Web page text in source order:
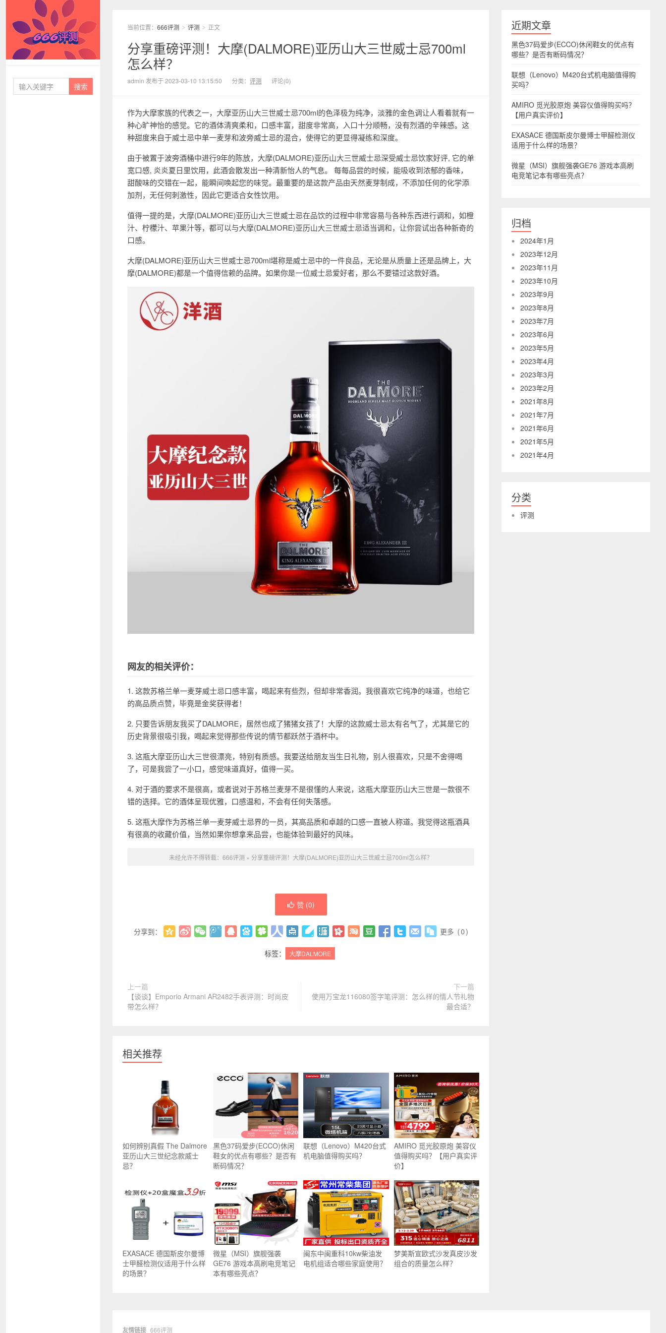
当前位置： 666评测 > 评测 > 正文
分享重磅评测！大摩(DALMORE)亚历山大三世威士忌700ml
怎么样？
admin 发布于 2023-03-10 13:15:50 分类： 评测 评论(0)
作为大摩家族的代表之一，大摩亚历山大三世威士忌700ml的色泽极为纯净，淡雅的金色调让人看着就有一
种心旷神怡的感觉。它的酒体清爽柔和，口感丰富，甜度非常高，入口十分顺畅，没有烈酒的辛辣感。这
种甜度来自于威士忌中单一麦芽和波旁威士忌的混合，使得它的更显得凝练和深度。
由于被置于波旁酒桶中进行9年的陈放，大摩(DALMORE)亚历山大三世威士忌深受威士忌饮家好评, 它的单
宽口感, 炎炎夏日里饮用，此酒会散发出一种清新怡人的气息。 每每品尝的时候，能吸收到浓郁的香味，
甜酸味的交错在一起，能瞬间唤起您的味觉。最重要的是这款产品由天然麦芽制成，不添加任何的化学添
加剂，无任何刺激性，因此它更适合女性饮用。
值得一提的是，大摩(DALMORE)亚历山大三世威士忌在品饮的过程中非常容易与各种东西进行调和，如橙
汁、柠檬汁、苹果汁等，都可以与大摩(DALMORE)亚历山大三世威士忌适当调和，让你尝试出各种新奇的
口感。
大摩(DALMORE)亚历山大三世威士忌700ml堪称是威士忌中的一件良品，无论是从质量上还是品牌上，大
摩(DALMORE)都是一个值得信赖的品牌。如果你是一位威士忌爱好者，那么不要错过这款好酒。
网友的相关评价：
1. 这款苏格兰单一麦芽威士忌口感丰富，喝起来有些烈，但却非常香润。我很喜欢它纯净的味道，也给它
的高品质点赞，毕竟是金奖获得者！
2. 只要告诉朋友我买了DALMORE，居然也成了猪猪女孩了！大摩的这款威士忌太有名气了，尤其是它的
历史背景很吸引我，喝起来觉得那些传说的情节都跃然于酒杯中。
3. 这瓶大摩亚历山大三世很漂亮，特别有质感。我要送给朋友当生日礼物，别人很喜欢，只是不舍得喝
了，可是我尝了一小口，感觉味道真好，值得一买。
4. 对于酒的要求不是很高，或者说对于苏格兰麦芽不是很懂的人来说，这瓶大摩亚历山大三世是一款很不
错的选择。它的酒体呈现优雅，口感温和，不会有任何失落感。
5. 这瓶大摩作为苏格兰单一麦芽威士忌界的一员，其高品质和卓越的口感一直被人称道。我觉得这瓶酒具
有很高的收藏价值，当然如果你想拿来品尝，也能体验到最好的风味。
未经允许不得转载： 666评测 » 分享重磅评测！大摩(DALMORE)亚历山大三世威士忌700ml怎么样？
赞 (0)
分享到： 更多 (0)
标签： 大摩DALMORE
上一篇
【谈谈】Emporio Armani AR2482手表评测：时尚皮
带怎么样？
下一篇
使用万宝龙116080签字笔评测：怎么样的情人节礼物
最合适？
相关推荐
如何辨别真假 The Dalmore
亚历山大三世纪念款威士
忌？
黑色37码爱步(ECCO)休闲
鞋女的优点有哪些？是否有
断码情况？
联想（Lenovo）M420台式
机电脑值得购买吗？
AMIRO 觅光胶原炮 美容仪
值得购买吗？【用户真实评
价】
EXASACE 德国斯皮尔曼博
士甲醛检测仪适用于什么样
的场景？
微星（MSI）旗舰强袭
GE76 游戏本高刷电竞笔记
本有哪些亮点？
闽东中闽重科10kw柴油发
电机组适合哪些家庭使用？
梦美斯宣欧式沙发真皮沙发
组合的质量怎么样？
近期文章
黑色37码爱步(ECCO)休闲鞋女的优点有
哪些？是否有断码情况？
联想（Lenovo）M420台式机电脑值得购
买吗？
AMIRO 觅光胶原炮 美容仪值得购买吗？
【用户真实评价】
EXASACE 德国斯皮尔曼博士甲醛检测仪
适用于什么样的场景？
微星（MSI）旗舰强袭GE76 游戏本高刷
电竞笔记本有哪些亮点？
归档
2024年1月
2023年12月
2023年11月
2023年10月
2023年9月
2023年8月
2023年7月
2023年6月
2023年5月
2023年4月
2023年3月
2023年2月
2021年8月
2021年7月
2021年6月
2021年5月
2021年4月
分类
评测
友情链接 666评测